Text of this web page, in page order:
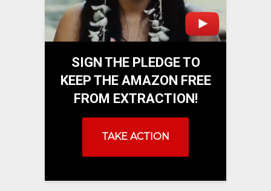
SIGN THE PLEDGE TO
KEEP THE AMAZON FREE
FROM EXTRACTION!
TAKE ACTION